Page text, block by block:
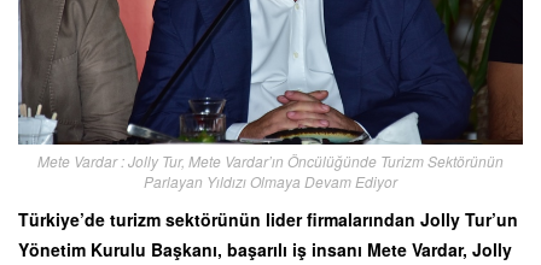
Mete Vardar : Jolly Tur, Mete Vardar’ın Öncülüğünde Turizm Sektörünün
Parlayan Yıldızı Olmaya Devam Ediyor
Türkiye’de turizm sektörünün lider firmalarından Jolly Tur’un
Yönetim Kurulu Başkanı, başarılı iş insanı Mete Vardar, Jolly